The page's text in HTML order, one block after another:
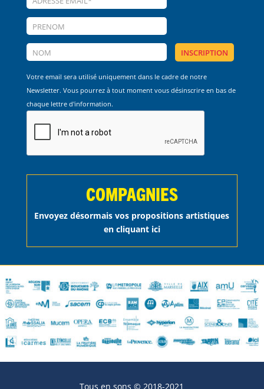
Votre email sera utilisé uniquement dans le cadre de notre
Newsletter. Vous pourrez à tout moment vous désinscrire en bas de
chaque lettre d'information.
COMPAGNIES
Envoyez désormais vos propositions artistiques
en cliquant ici
Tous en sons © 2018-2021